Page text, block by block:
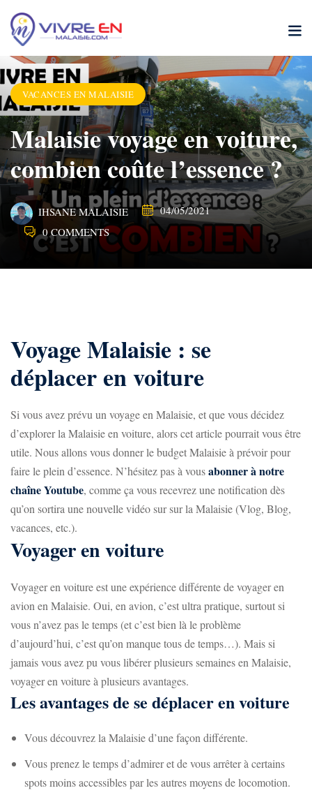
content
VACANCES EN MALAISIE
Malaisie voyage en voiture,
combien coûte l’essence ?
IHSANE MALAISIE
04/05/2021
0 COMMENTS
Voyage Malaisie : se
déplacer en voiture
Si vous avez prévu un voyage en Malaisie, et que vous décidez
d’explorer la Malaisie en voiture, alors cet article pourrait vous être
utile. Nous allons vous donner le budget Malaisie à prévoir pour
faire le plein d’essence. N’hésitez pas à vousabonner à notre
chaîne Youtube, comme ça vous recevrez une notification dès
qu’on sortira une nouvelle vidéo sur sur la Malaisie (Vlog, Blog,
vacances, etc.).
Voyager en voiture
Voyager en voiture est une expérience différente de voyager en
avion en Malaisie. Oui, en avion, c’est ultra pratique, surtout si
vous n’avez pas le temps (et c’est bien là le problème
d’aujourd’hui, c’est qu’on manque tous de temps…). Mais si
jamais vous avez pu vous libérer plusieurs semaines en Malaisie,
voyager en voiture à plusieurs avantages.
Les avantages de se déplacer en voiture
Vous découvrez la Malaisie d’une façon différente.
Vous prenez le temps d’admirer et de vous arrêter à certains
spots moins accessibles par les autres moyens de locomotion.